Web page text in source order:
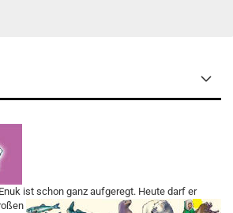
ist schon ganz aufgeregt. Heute darf er